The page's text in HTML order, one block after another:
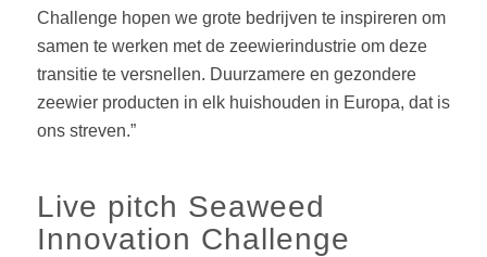
Challenge hopen we grote bedrijven te inspireren om
samen te werken met de zeewierindustrie om deze
transitie te versnellen. Duurzamere en gezondere
zeewier producten in elk huishouden in Europa, dat is
ons streven.”
Live pitch Seaweed
Innovation Challenge